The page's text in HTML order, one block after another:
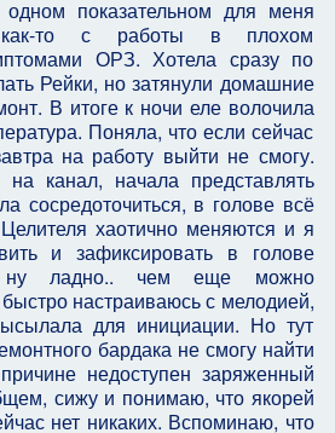
одном показательном для меня
то с работы в плохом
ОРЗ. Хотела сразу по
Рейки, но затянули домашние
В итоге к ночи еле волочила
Поняла, что если сейчас
на работу выйти не смогу.
на канал, начала представлять
сосредоточиться, в голове всё
хаотично меняются и я
и зафиксировать в голове
ну ладно.. чем еще можно
настраиваюсь с мелодией,
для инициации. Но тут
бардака не смогу найти
недоступен заряженный
сижу и понимаю, что якорей
нет никаких. Вспоминаю, что